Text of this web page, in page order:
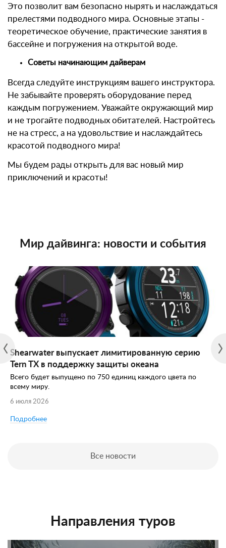
Это позволит вам безопасно нырять и наслаждаться
прелестями подводного мира. Основные этапы -
теоретическое обучение, практические занятия в
бассейне и погружения на открытой воде.
Советы начинающим дайверам
Всегда следуйте инструкциям вашего инструктора.
Не забывайте проверять оборудование перед
каждым погружением. Уважайте окружающий мир
и не трогайте подводных обитателей. Настройтесь
не на стресс, а на удовольствие и наслаждайтесь
красотой подводного мира!
Мы будем рады открыть для вас новый мир
приключений и красоты!
Мир дайвинга: новости и события
Shearwater выпускает лимитированную серию
Tern TX в поддержку защиты океана
Всего будет выпущено по 750 единиц каждого цвета по
всему миру.
6 июля 2026
Подробнее
Все новости
Направления туров